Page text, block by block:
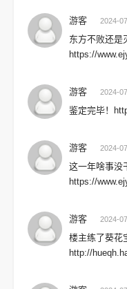
游客 2024-
东方不败还是
https://
游客 2024-
鉴定完毕！
游客 2024-
这一年啥事没
https://
游客 2024-
楼主练了葵花
http://